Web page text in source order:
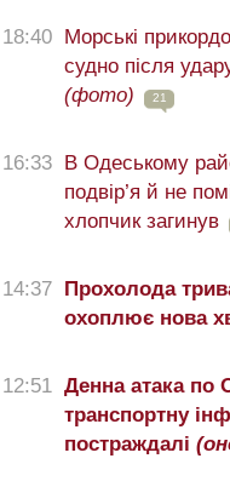
18:40
Морські
судно після
(фото)
21
16:33
В Одеському
подвір’я й не
хлопчик загинув
14:37
Прохолода
охоплює нова
12:51 Денна атака по
транспортну
постраждалі